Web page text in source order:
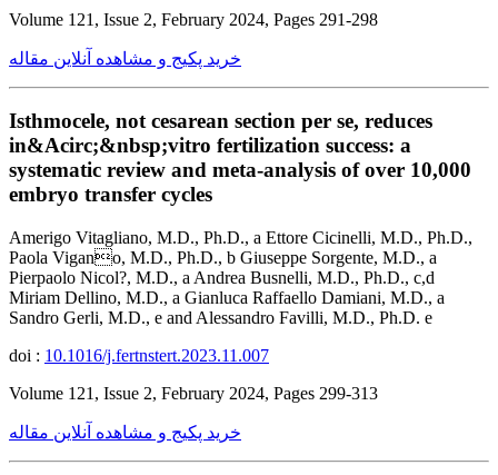
Volume 121, Issue 2, February 2024, Pages 291-298
خرید پکیج و مشاهده آنلاین مقاله
Isthmocele, not cesarean section per se, reduces
in&Acirc;&nbsp;vitro fertilization success: a
systematic review and meta-analysis of over 10,000
embryo transfer cycles
Amerigo Vitagliano, M.D., Ph.D., a Ettore Cicinelli, M.D., Ph.D.,
Paola Vigano, M.D., Ph.D., b Giuseppe Sorgente, M.D., a
Pierpaolo Nicol?, M.D., a Andrea Busnelli, M.D., Ph.D., c,d
Miriam Dellino, M.D., a Gianluca Raffaello Damiani, M.D., a
Sandro Gerli, M.D., e and Alessandro Favilli, M.D., Ph.D. e
doi : 10.1016/j.fertnstert.2023.11.007
Volume 121, Issue 2, February 2024, Pages 299-313
خرید پکیج و مشاهده آنلاین مقاله